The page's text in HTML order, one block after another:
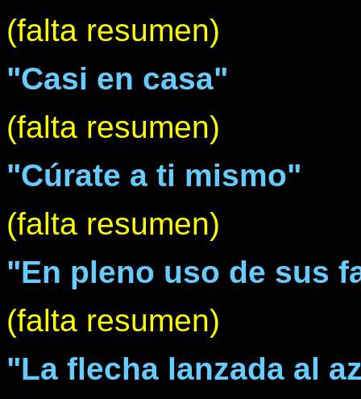
(falta resumen)
"Casi en casa"
(falta resumen)
"Cúrate a ti mismo"
(falta resumen)
"En pleno uso de sus
(falta resumen)
"La flecha lanzada al